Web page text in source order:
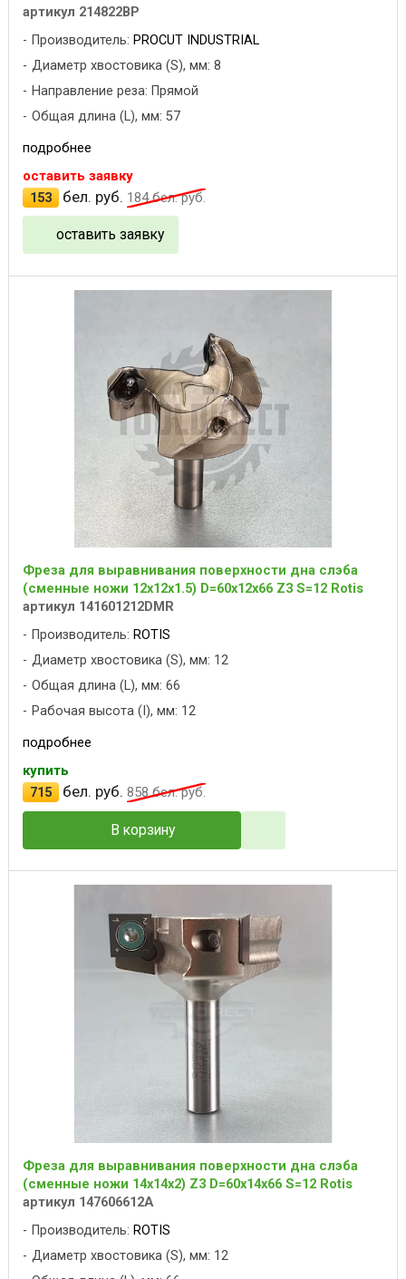
артикул 214822BP
Производитель: PROCUT INDUSTRIAL
Диаметр хвостовика (S), мм: 8
Направление реза: Прямой
Общая длина (L), мм: 57
подробнее
оставить заявку
153
бел. руб. 184бел. руб.
оставить заявку
Фреза для выравнивания поверхности дна слэба
(сменные ножи 12x12x1.5) D=60x12x66 Z3 S=12 Rotis
артикул 141601212DMR
Производитель: ROTIS
Диаметр хвостовика (S), мм: 12
Общая длина (L), мм: 66
Рабочая высота (I), мм: 12
подробнее
купить
715
бел. руб. 858бел. руб.
В корзину
Фреза для выравнивания поверхности дна слэба
(сменные ножи 14x14x2) Z3 D=60x14x66 S=12 Rotis
артикул 147606612A
Производитель: ROTIS
Диаметр хвостовика (S), мм: 12